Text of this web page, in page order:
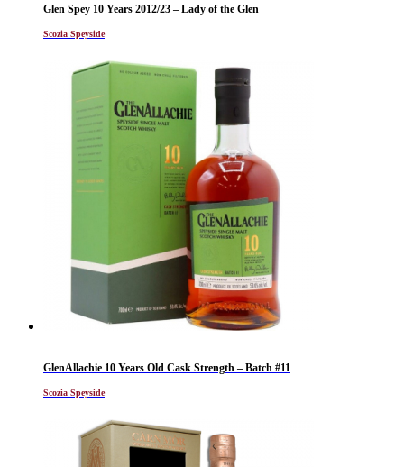
Glen Spey 10 Years 2012/23 – Lady of the Glen
Scozia Speyside
GlenAllachie 10 Years Old Cask Strength – Batch #11
Scozia Speyside